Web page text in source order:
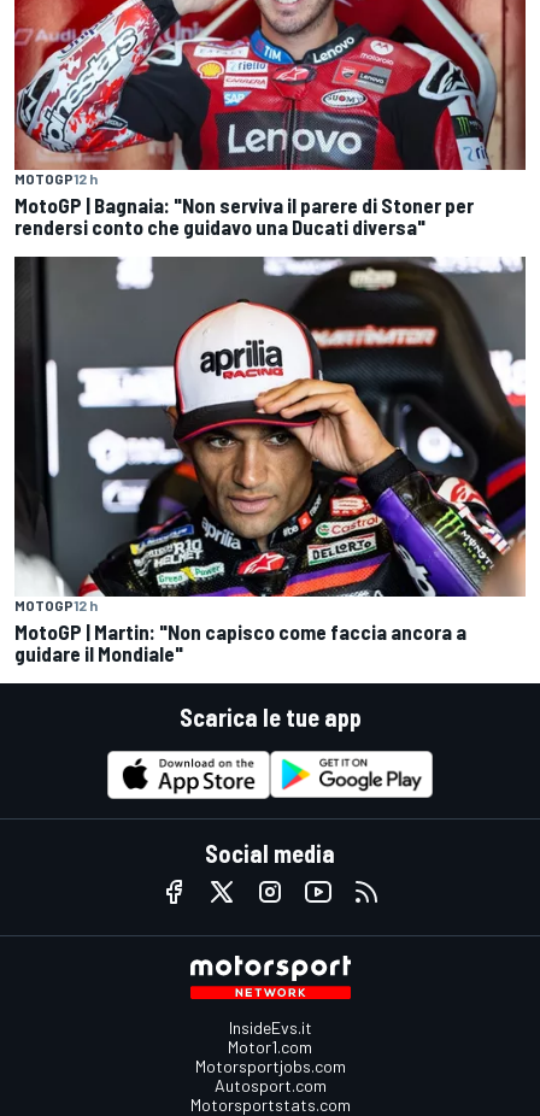
MOTOGP12 h
MotoGP | Bagnaia: "Non serviva il parere di Stoner per
rendersi conto che guidavo una Ducati diversa"
MOTOGP12 h
MotoGP | Martin: "Non capisco come faccia ancora a
guidare il Mondiale"
Scarica le tue app
Social media
InsideEvs.it
Motor1.com
Motorsportjobs.com
Autosport.com
Motorsportstats.com